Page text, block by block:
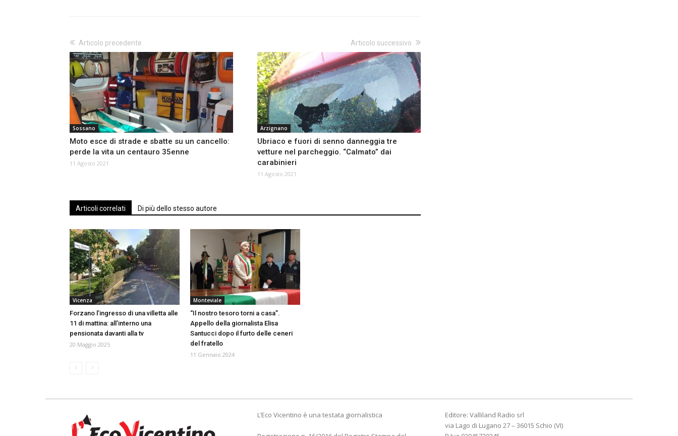
Articolo precedente
Sossano
Moto esce di strade e sbatte su un cancello:
perde la vita un centauro 35enne
11 Agosto 2021
Articolo successivo
Arzignano
Ubriaco e fuori di senno danneggia tre
vetture nel parcheggio. “Calmato” dai
carabinieri
11 Agosto 2021
Articoli correlati Di più dello stesso autore
Vicenza
Forzano l’ingresso di una villetta alle
11 di mattina: all’interno una
pensionata davanti alla tv
20 Maggio 2025
Monteviale
“Il nostro tesoro torni a casa”.
Appello della giornalista Elisa
Santucci dopo il furto delle ceneri
del fratello
11 Gennaio 2024
L’Eco Vicentino è una testata giornalistica
Editore: Valliland Radio srl
via Lago di Lugano 27 – 36015 Schio (VI)